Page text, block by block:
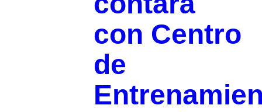
con Centro
de